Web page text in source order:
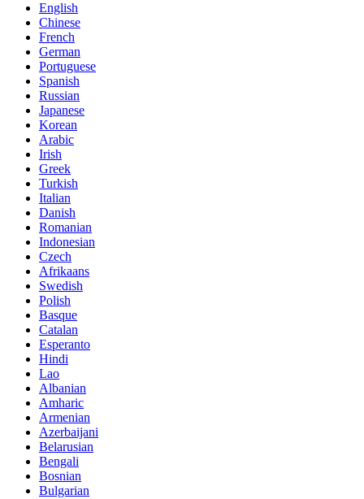
English
Chinese
French
German
Portuguese
Spanish
Russian
Japanese
Korean
Arabic
Irish
Greek
Turkish
Italian
Danish
Romanian
Indonesian
Czech
Afrikaans
Swedish
Polish
Basque
Catalan
Esperanto
Hindi
Lao
Albanian
Amharic
Armenian
Azerbaijani
Belarusian
Bengali
Bosnian
Bulgarian